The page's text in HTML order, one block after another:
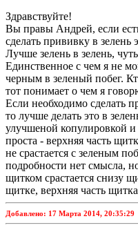
Здравствуйте!
Вы правы Андрей, если
сделать прививку в
Лучше зелень в зелень,
Единственное с чем я не
черным в зеленый побег.
тот понимает о чем я
Если необходимо сделать
то лучше делать это в
улучшеной копулировкой
проста - верхняя часть
не срастается с зеленым
подробности нет смысла,
щитком срастается снизу
щитке, верхняя часть щитка
Добавлено: 17 Марта 2014, 20:35:29